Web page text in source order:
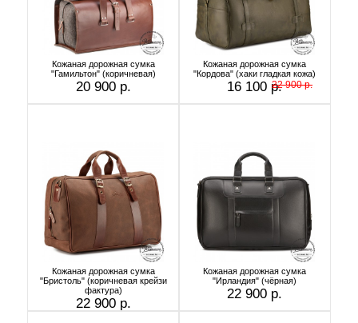
Кожаная дорожная сумка
"Гамильтон" (коричневая)
20 900 р.
Кожаная дорожная сумка
"Кордова" (хаки гладкая кожа)
16 100 р.22 900 р.
Кожаная дорожная сумка
"Бристоль" (коричневая крейзи
фактура)
22 900 р.
Кожаная дорожная сумка
"Ирландия" (чёрная)
22 900 р.